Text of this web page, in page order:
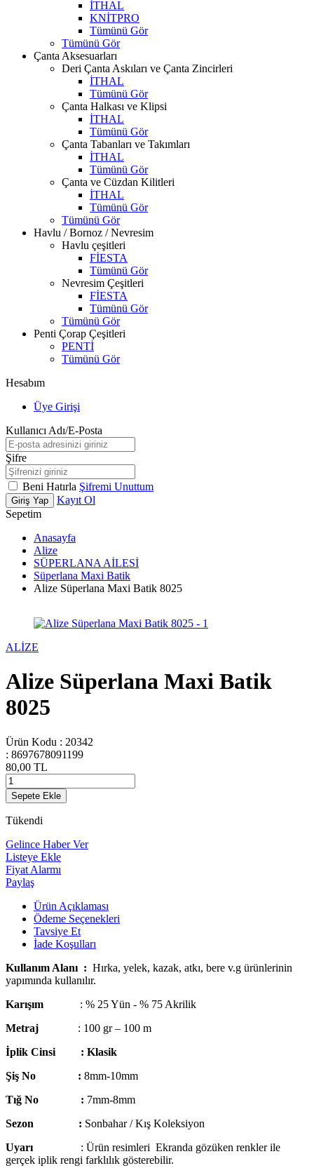
İTHAL
KNİTPRO
Tümünü Gör
Tümünü Gör
Çanta Aksesuarları
Deri Çanta Askıları ve Çanta Zincirleri
İTHAL
Tümünü Gör
Çanta Halkası ve Klipsi
İTHAL
Tümünü Gör
Çanta Tabanları ve Takımları
İTHAL
Tümünü Gör
Çanta ve Cüzdan Kilitleri
İTHAL
Tümünü Gör
Tümünü Gör
Havlu / Bornoz / Nevresim
Havlu çeşitleri
FİESTA
Tümünü Gör
Nevresim Çeşitleri
FİESTA
Tümünü Gör
Tümünü Gör
Penti Çorap Çeşitleri
PENTİ
Tümünü Gör
Hesabım
Üye Girişi
Kullanıcı Adı/E-Posta
Şifre
Beni Hatırla Şifremi Unuttum
Giriş Yap
Kayıt Ol
Sepetim
Anasayfa
Alize
SÜPERLANA AİLESİ
Süperlana Maxi Batik
Alize Süperlana Maxi Batik 8025
ALİZE
Alize Süperlana Maxi Batik
8025
Ürün Kodu : 20342
: 8697678091199
80,00 TL
Sepete Ekle
Tükendi
Gelince Haber Ver
Listeye Ekle
Fiyat Alarmı
Paylaş
Ürün Açıklaması
Ödeme Seçenekleri
Tavsiye Et
İade Koşulları
Kullanım Alanı : Hırka, yelek, kazak, atkı, bere v.g ürünlerinin
yapımında kullanılır.
Karışım
: % 25 Yün - % 75 Akrilik
Metraj
: 100 gr – 100 m
İplik Cinsi : Klasik
Şiş No : 8mm-10mm
Tığ No : 7mm-8mm
Sezon : Sonbahar / Kış Koleksiyon
Uyarı
: Ürün resimleri Ekranda gözüken renkler ile
gerçek iplik rengi farklılık gösterebilir.